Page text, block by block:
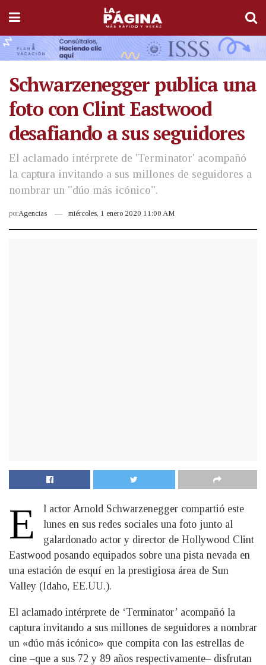
Schwarzenegger publica una
foto con Clint Eastwood
desafiando a sus seguidores
El aclamado intérprete de 'Terminator' acompañó
la captura invitando a sus millones de seguidores a
nombrar un "dúo más icónico".
porAgencias miércoles, 1 enero 2020 11:00 AM
E
l actor Arnold Schwarzenegger compartió este
lunes en sus redes sociales una foto junto al
galardonado actor y director de Hollywood Clint
Eastwood posando equipados sobre una pista nevada en
una estación de esquí en la prestigiosa área de Sun
Valley (Idaho, EE.UU.).
El aclamado intérprete de ‘Terminator’ acompañó la
captura invitando a sus millones de seguidores a nombrar
un «dúo más icónico» que compita con las estrellas de
cine –que a sus 72 y 89 años respectivamente– disfrutan